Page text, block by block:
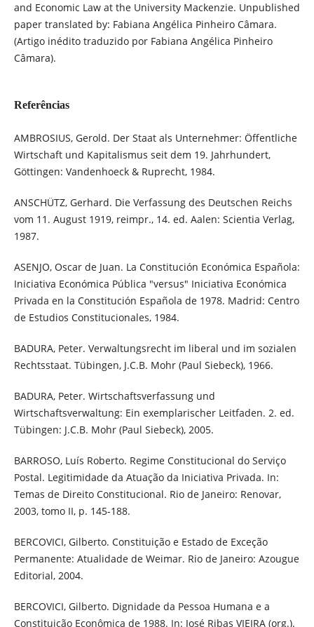
and Economic Law at the University Mackenzie. Unpublished
paper translated by: Fabiana Angélica Pinheiro Câmara.
(Artigo inédito traduzido por Fabiana Angélica Pinheiro
Câmara).
Referências
AMBROSIUS, Gerold. Der Staat als Unternehmer: Öffentliche
Wirtschaft und Kapitalismus seit dem 19. Jahrhundert,
Göttingen: Vandenhoeck & Ruprecht, 1984.
ANSCHÜTZ, Gerhard. Die Verfassung des Deutschen Reichs
vom 11. August 1919, reimpr., 14. ed. Aalen: Scientia Verlag,
1987.
ASENJO, Oscar de Juan. La Constitución Económica Española:
Iniciativa Económica Pública "versus" Iniciativa Económica
Privada en la Constitución Española de 1978. Madrid: Centro
de Estudios Constitucionales, 1984.
BADURA, Peter. Verwaltungsrecht im liberal und im sozialen
Rechtsstaat. Tübingen, J.C.B. Mohr (Paul Siebeck), 1966.
BADURA, Peter. Wirtschaftsverfassung und
Wirtschaftsverwaltung: Ein exemplarischer Leitfaden. 2. ed.
Tübingen: J.C.B. Mohr (Paul Siebeck), 2005.
BARROSO, Luís Roberto. Regime Constitucional do Serviço
Postal. Legitimidade da Atuação da Iniciativa Privada. In:
Temas de Direito Constitucional. Rio de Janeiro: Renovar,
2003, tomo II, p. 145-188.
BERCOVICI, Gilberto. Constituição e Estado de Exceção
Permanente: Atualidade de Weimar. Rio de Janeiro: Azougue
Editorial, 2004.
BERCOVICI, Gilberto. Dignidade da Pessoa Humana e a
Constituição Econômica de 1988. In: José Ribas VIEIRA (org.).